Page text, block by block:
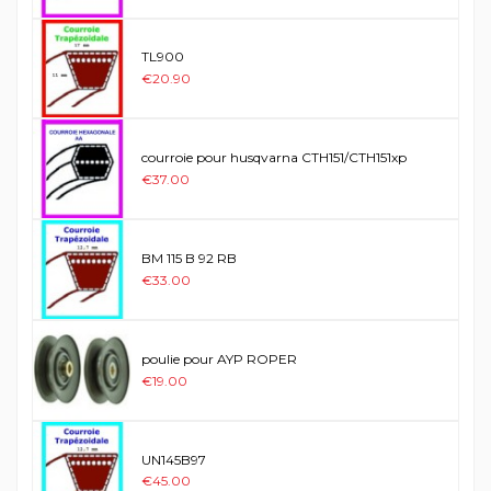
TL900
€20.90
courroie pour husqvarna CTH151/CTH151xp
€37.00
BM 115 B 92 RB
€33.00
poulie pour AYP ROPER
€19.00
UN145B97
€45.00